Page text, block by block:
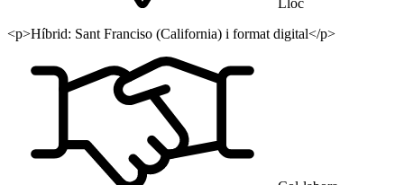
Lloc
<p>Híbrid: Sant Franciso (California) i format digital</p>